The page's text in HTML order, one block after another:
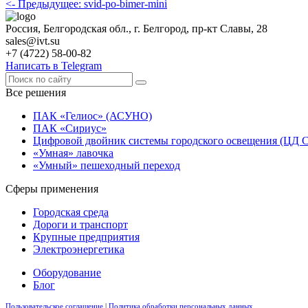
<- Предыдущее: svid-po-bimer-mini
Россия, Белгородская обл., г. Белгород, пр-кт Славы, 28
sales@ivt.su
+7 (4722) 58-00-82
Написать в Telegram
Все решения
ПАК «Гелиос» (АСУНО)
ПАК «Сириус»
Цифровой двойник системы городского освещения (ЦД
«Умная» лавочка
«Умный» пешеходный переход
Сферы применения
Городская среда
Дороги и транспорт
Крупные предприятия
Электроэнергетика
Оборудование
Блог